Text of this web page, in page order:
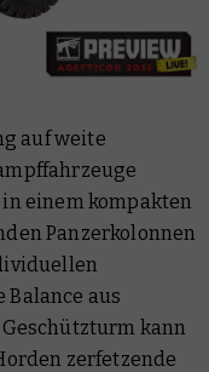
auf weite
einem kompakten
Panzerkolonnen
aus
kann
zerfetzende